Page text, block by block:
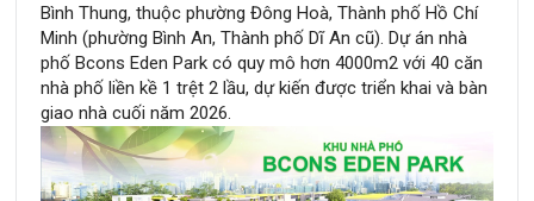
Bình Thung, thuộc phường Đông Hoà, Thành phố Hồ Chí
Minh (phường Bình An, Thành phố Dĩ An cũ). Dự án nhà
phố Bcons Eden Park có quy mô hơn 4000m2 với 40 căn
nhà phố liền kề 1 trệt 2 lầu, dự kiến được triển khai và bàn
giao nhà cuối năm 2026.